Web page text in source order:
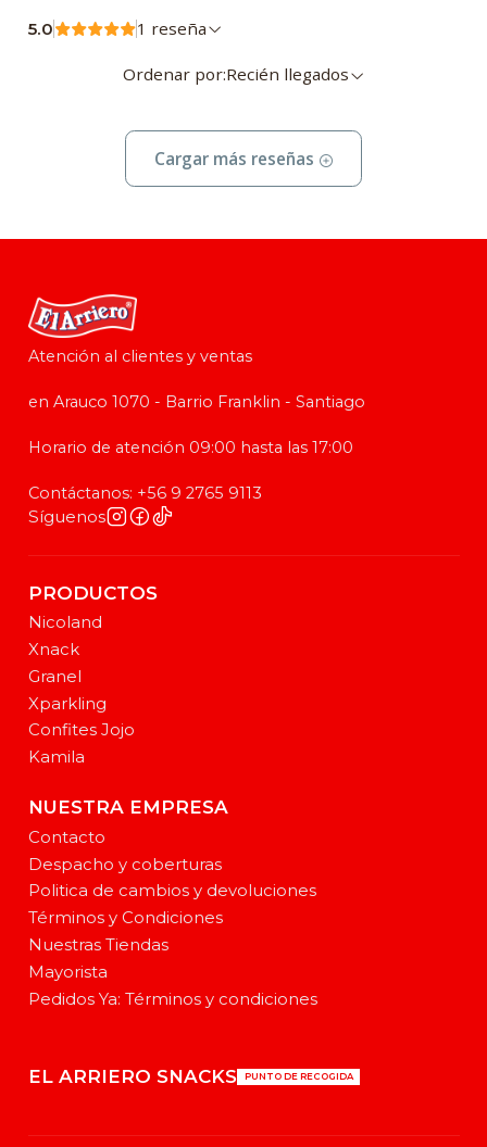
5.0 1 reseña
Ordenar por:Recién llegados
Cargar más reseñas
Atención al clientes y ventas
en Arauco 1070 - Barrio Franklin - Santiago
Horario de atención 09:00 hasta las 17:00
Contáctanos: +56 9 2765 9113
Síguenos
PRODUCTOS
Nicoland
Xnack
Granel
Xparkling
Confites Jojo
Kamila
NUESTRA EMPRESA
Contacto
Despacho y coberturas
Politica de cambios y devoluciones
Términos y Condiciones
Nuestras Tiendas
Mayorista
Pedidos Ya: Términos y condiciones
EL ARRIERO SNACKS PUNTO DE RECOGIDA